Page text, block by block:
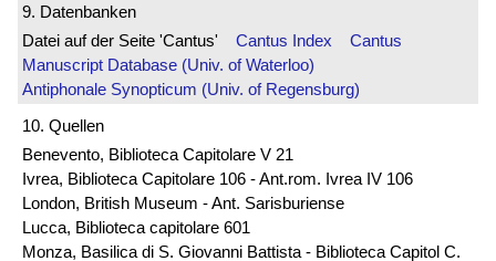
9. Datenbanken
Datei auf der Seite 'Cantus' Cantus Index
Cantus
Manuscript Database (Univ. of Waterloo)
Antiphonale Synopticum (Univ. of Regensburg)
10. Quellen
Benevento, Biblioteca Capitolare V 21
Ivrea, Biblioteca Capitolare 106 - Ant.rom. Ivrea IV 106
London, British Museum - Ant. Sarisburiense
Lucca, Biblioteca capitolare 601
Monza, Basilica di S. Giovanni Battista - Biblioteca Capitol C.